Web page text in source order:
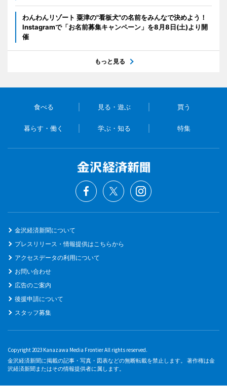
わんわんリゾート 粟津の"看板犬"の名前をみんなで決めよう！
Instagramで「お名前募集キャンペーン」を8月8日(土)より開
催
もっと見る
食べる 見る・遊ぶ 買う
暮らす・働く 学ぶ・知る 特集
金沢経済新聞について
プレスリリース・情報提供はこちらから
アクセスデータの利用について
お問い合わせ
広告のご案内
後援申請について
スタッフ募集
Copyright 2023 Kanazawa Media Frontier All rights reserved.
金沢経済新聞に掲載の記事・写真・図表などの無断転載を禁止します。 著作権は金
沢経済新聞またはその情報提供者に属します。